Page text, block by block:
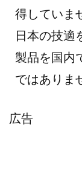
得していま
日本の技適
製品を国内
ではありま
広告